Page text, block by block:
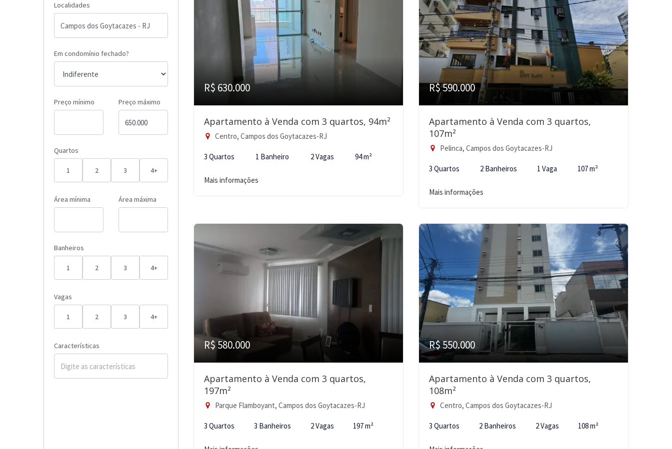
Localidades
Em condomínio fechado?
Preço mínimo Preço máximo
Quartos
1 2 3 4+
Área mínima Área máxima
Banheiros
1 2 3 4+
Vagas
1 2 3 4+
Características
R$ 630.000
Apartamento à Venda com 3 quartos, 94m²
Centro, Campos dos Goytacazes-RJ
3 Quartos 1 Banheiro 2 Vagas 94 m²
Mais informações
R$ 590.000
Apartamento à Venda com 3 quartos,
107m²
Pelinca, Campos dos Goytacazes-RJ
3 Quartos 2 Banheiros 1 Vaga 107 m²
Mais informações
R$ 580.000
Apartamento à Venda com 3 quartos,
197m²
Parque Flamboyant, Campos dos Goytacazes-RJ
3 Quartos 3 Banheiros 2 Vagas 197 m²
R$ 550.000
Apartamento à Venda com 3 quartos,
108m²
Centro, Campos dos Goytacazes-RJ
3 Quartos 2 Banheiros 2 Vagas 108 m²